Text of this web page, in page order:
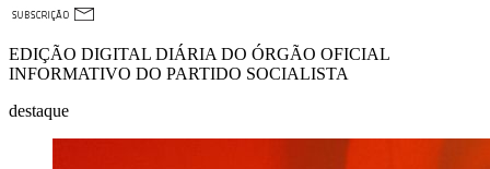
EDIÇÃO DIGITAL DIÁRIA DO ÓRGÃO OFICIAL
INFORMATIVO DO PARTIDO SOCIALISTA
destaque